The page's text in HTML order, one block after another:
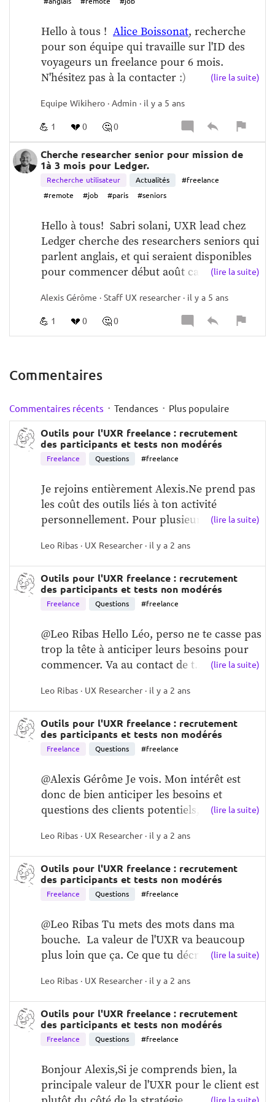
  --------------------------------------------------
vous à DESIGN SYSTEM sur votre
application de podcast préférée  N'oubliez
pas de mettre ⭐️⭐️⭐️⭐️⭐️ avec un petit
commentaire sur Apple Podcasts  Partagez
ce podcast à toutes les personnes qui
travaillent dans le Design et le Produit
  --------------------------------------------------
💡Vo
us voulez m'aider à améliorer le podcast ?
N'hésitez pas à me donner votre feedback 💡
Hello à tous ! Alice Boissonat, recherche
pour son équipe qui travaille sur l'ID des
voyageurs un freelance pour 6 mois.
N'hésitez pas à la contacter :)
(lire la suite)
Equipe Wikihero · Admin · il y a 5 ans
💪 1 💔 0 🤔0
Cherche researcher senior pour mission de
1à 3 mois pour Ledger.
Recherche utilisateur Actualités
#freelance
#remote
#job #paris #seniors
Hello à tous!  Sabri solani, UXR lead chez
Ledger cherche des researchers seniors qui
parlent anglais, et qui seraient disponibles
pour commencer début août car il a plein
monde.  Ça serait aussi pour travailler avec
moi selon les sujets :)   Si vous connaissez
du monde hésitez pas à partager l'info et
(lire la suite)
Alexis Gérôme · Staff UX researcher · il y a 5 ans
💪 1 💔 0 🤔0
Commentaires
Commentaires récents · Tendances · Plus populaire
Outils pour l'UXR freelance : recrutement
des participants et tests non modérés
Freelance Questions #freelance
Je rejoins entièrement Alexis.Ne prend pas
les coût des outils liés à ton activité
personnellement. Pour plusieurs ra...(lire la suite)
Leo Ribas · UX Researcher · il y a 2 ans
Outils pour l'UXR freelance : recrutement
des participants et tests non modérés
Freelance Questions #freelance
@Leo Ribas Hello Léo, perso ne te casse pas
trop la tête à anticiper leurs besoins pour
commencer. Va au contact de t...
(lire la suite)
Leo Ribas · UX Researcher · il y a 2 ans
Outils pour l'UXR freelance : recrutement
des participants et tests non modérés
Freelance Questions #freelance
@Alexis Gérôme Je vois. Mon intérêt est
donc de bien anticiper les besoins et
questions des clients potentiels, et de...(lire la suite)
Leo Ribas · UX Researcher · il y a 2 ans
Outils pour l'UXR freelance : recrutement
des participants et tests non modérés
Freelance Questions #freelance
@Leo Ribas Tu mets des mots dans ma
bouche.  La valeur de l'UXR va beaucoup
plus loin que ça. Ce que tu décris c...(lire la suite)
Leo Ribas · UX Researcher · il y a 2 ans
Outils pour l'UXR freelance : recrutement
des participants et tests non modérés
Freelance Questions #freelance
Bonjour Alexis,Si je comprends bien, la
principale valeur de l'UXR pour le client est
(lire la suite)